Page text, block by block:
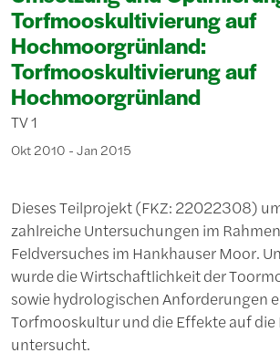
Torfmooskultivierung auf
Hochmoorgrünland:
Torfmooskultivierung auf
Hochmoorgrünland
TV 1
Okt 2010 - Jan 2015
Dieses Teilprojekt (FKZ: 22022308)
zahlreiche Untersuchungen im
Feldversuches im Hankhauser Moor.
wurde die Wirtschaftlichkeit der
sowie hydrologischen Anforderungen
Torfmooskultur und die Effekte auf
untersucht.